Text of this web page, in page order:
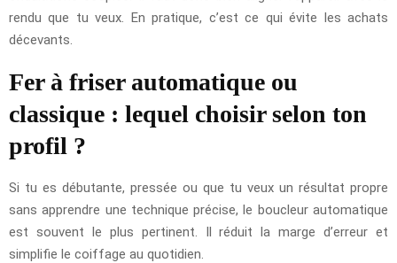
rendu que tu veux. En pratique, c’est ce qui évite les achats
décevants.
Fer à friser automatique ou
classique : lequel choisir selon ton
profil ?
Si tu es débutante, pressée ou que tu veux un résultat propre
sans apprendre une technique précise, le boucleur automatique
est souvent le plus pertinent. Il réduit la marge d’erreur et
simplifie le coiffage au quotidien.